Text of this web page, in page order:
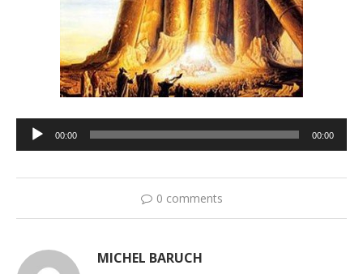
Lecteur
audio
00:00 00:00
0 comments
MICHEL BARUCH